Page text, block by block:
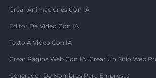
Crear Animaciones Con IA
Editor De Video Con IA
Texto A Video Con IA
Crear Página Web Con IA: Crear Un Sitio Web
Generador De Nombres Para Empresas